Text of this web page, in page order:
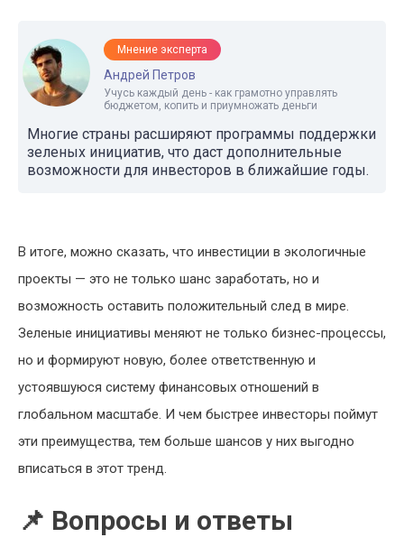
Мнение эксперта
Андрей Петров
Учусь каждый день - как грамотно управлять
бюджетом, копить и приумножать деньги
Многие страны расширяют программы поддержки
зеленых инициатив, что даст дополнительные
возможности для инвесторов в ближайшие годы.
В итоге, можно сказать, что инвестиции в экологичные
проекты — это не только шанс заработать, но и
возможность оставить положительный след в мире.
Зеленые инициативы меняют не только бизнес-процессы,
но и формируют новую, более ответственную и
устоявшуюся систему финансовых отношений в
глобальном масштабе. И чем быстрее инвесторы поймут
эти преимущества, тем больше шансов у них выгодно
вписаться в этот тренд.
📌 Вопросы и ответы